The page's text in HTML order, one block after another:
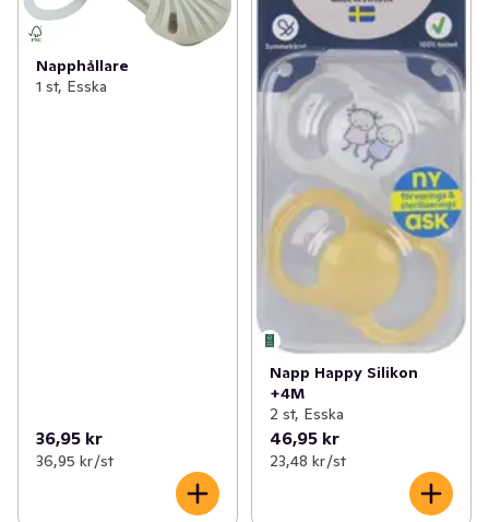
Napphållare
1 st, Esska
36,95 kr
36,95 kr /st
Napp Happy Silikon
+4M
2 st, Esska
46,95 kr
23,48 kr /st